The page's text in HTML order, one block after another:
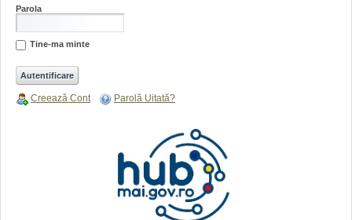
Parola
Tine-ma minte
Creează Cont Parolă Uitată?